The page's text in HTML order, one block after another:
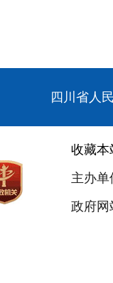
四川省人
收藏本
主办
政府网